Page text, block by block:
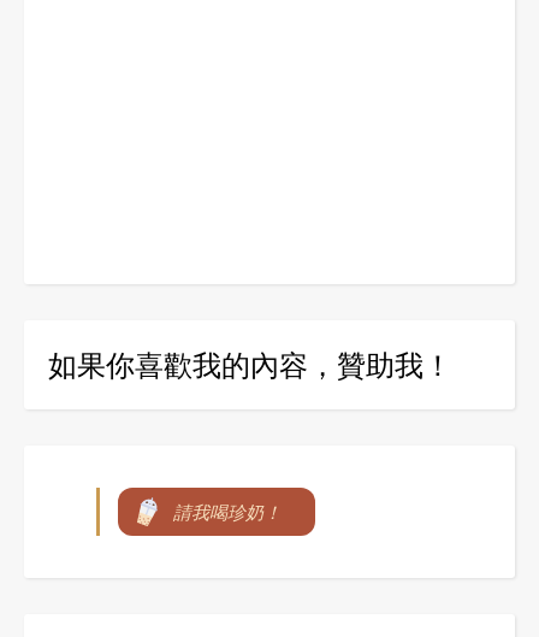
如果你喜歡我的內容，贊助我！
請我喝珍奶！